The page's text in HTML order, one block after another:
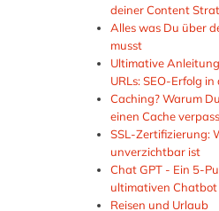
deiner Content
Alles was Du über
musst
Ultimative
URLs: SEO-Erfolg
Caching? Warum
einen Cache
SSL-Zertifizierung:
unverzichtbar ist
Chat GPT - Ein 5-
ultimativen Chatbot
Reisen und Urlaub